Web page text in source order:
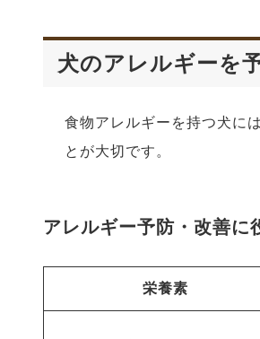
犬のアレルギーを
食物アレルギーを持つ犬に
とが大切です。
アレルギー予防・改善に
栄養素